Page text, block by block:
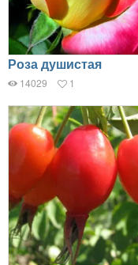
Роза душистая
14029 1